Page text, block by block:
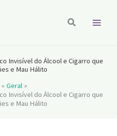
Pesquisar
Invisível do Álcool e Cigarro que
e Mau Hálito
Geral
Invisível do Álcool e Cigarro que
e Mau Hálito